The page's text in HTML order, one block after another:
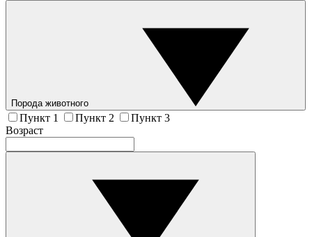
Порода животного
Пункт 1 Пункт 2
Пункт 3
Возраст